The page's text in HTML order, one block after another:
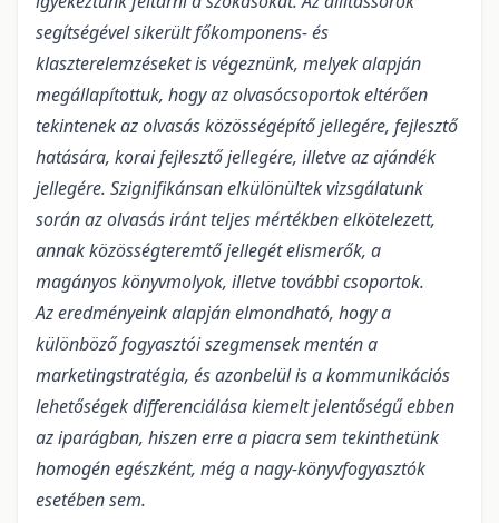
segítségével sikerült főkomponens- és
klaszterelemzéseket is végeznünk, melyek alapján
megállapítottuk, hogy az olvasócsoportok eltérően
tekintenek az olvasás közösségépítő jellegére, fejlesztő
hatására, korai fejlesztő jellegére, illetve az ajándék
jellegére. Szignifikánsan elkülönültek vizsgálatunk
során az olvasás iránt teljes mértékben elkötelezett,
annak közösségteremtő jellegét elismerők, a
magányos könyvmolyok, illetve további csoportok.
Az eredményeink alapján elmondható, hogy a
különböző fogyasztói szegmensek mentén a
marketingstratégia, és azonbelül is a kommunikációs
lehetőségek differenciálása kiemelt jelentőségű ebben
az iparágban, hiszen erre a piacra sem tekinthetünk
homogén egészként, még a nagy-könyvfogyasztók
esetében sem.